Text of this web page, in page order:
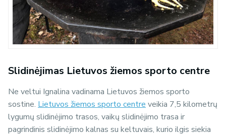
Slidinėjimas Lietuvos žiemos sporto centre
Ne veltui Ignalina vadinama Lietuvos žiemos sporto
sostine. Lietuvos žiemos sporto centre veikia 7,5 kilometrų
lygumų slidinėjimo trasos, vaikų slidinėjimo trasa ir
pagrindinis slidinėjimo kalnas su keltuvais, kurio ilgis siekia